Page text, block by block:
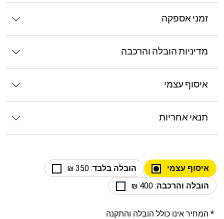
זמני אספקה
מדיניות הובלה והרכבה
איסוף עצמי
תנאי אחריות
איסוף עצמי הובלה בלבד: 350 ₪
הובלה והרכבה: 400 ₪
* המחיר אינו כולל הובלה והתקנה